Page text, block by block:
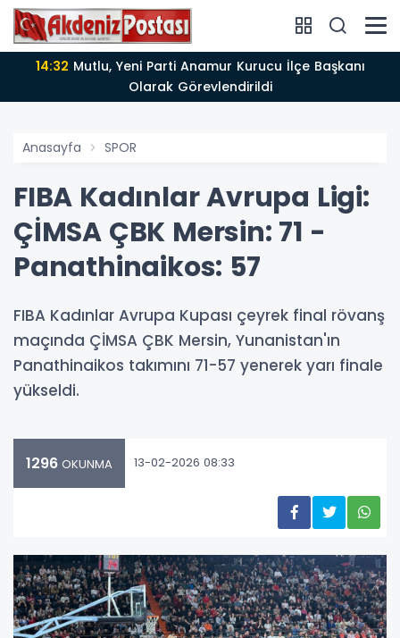
14:32
Olarak Görevlendirildi
Anasayfa SPOR
FIBA Kadınlar Avrupa Ligi:
ÇİMSA ÇBK Mersin: 71 -
Panathinaikos: 57
FIBA Kadınlar Avrupa Kupası çeyrek final rövanş
maçında ÇİMSA ÇBK Mersin, Yunanistan'ın
Panathinaikos takımını 71-57 yenerek yarı finale
yükseldi.
1296 OKUNMA 13-02-2026 08:33